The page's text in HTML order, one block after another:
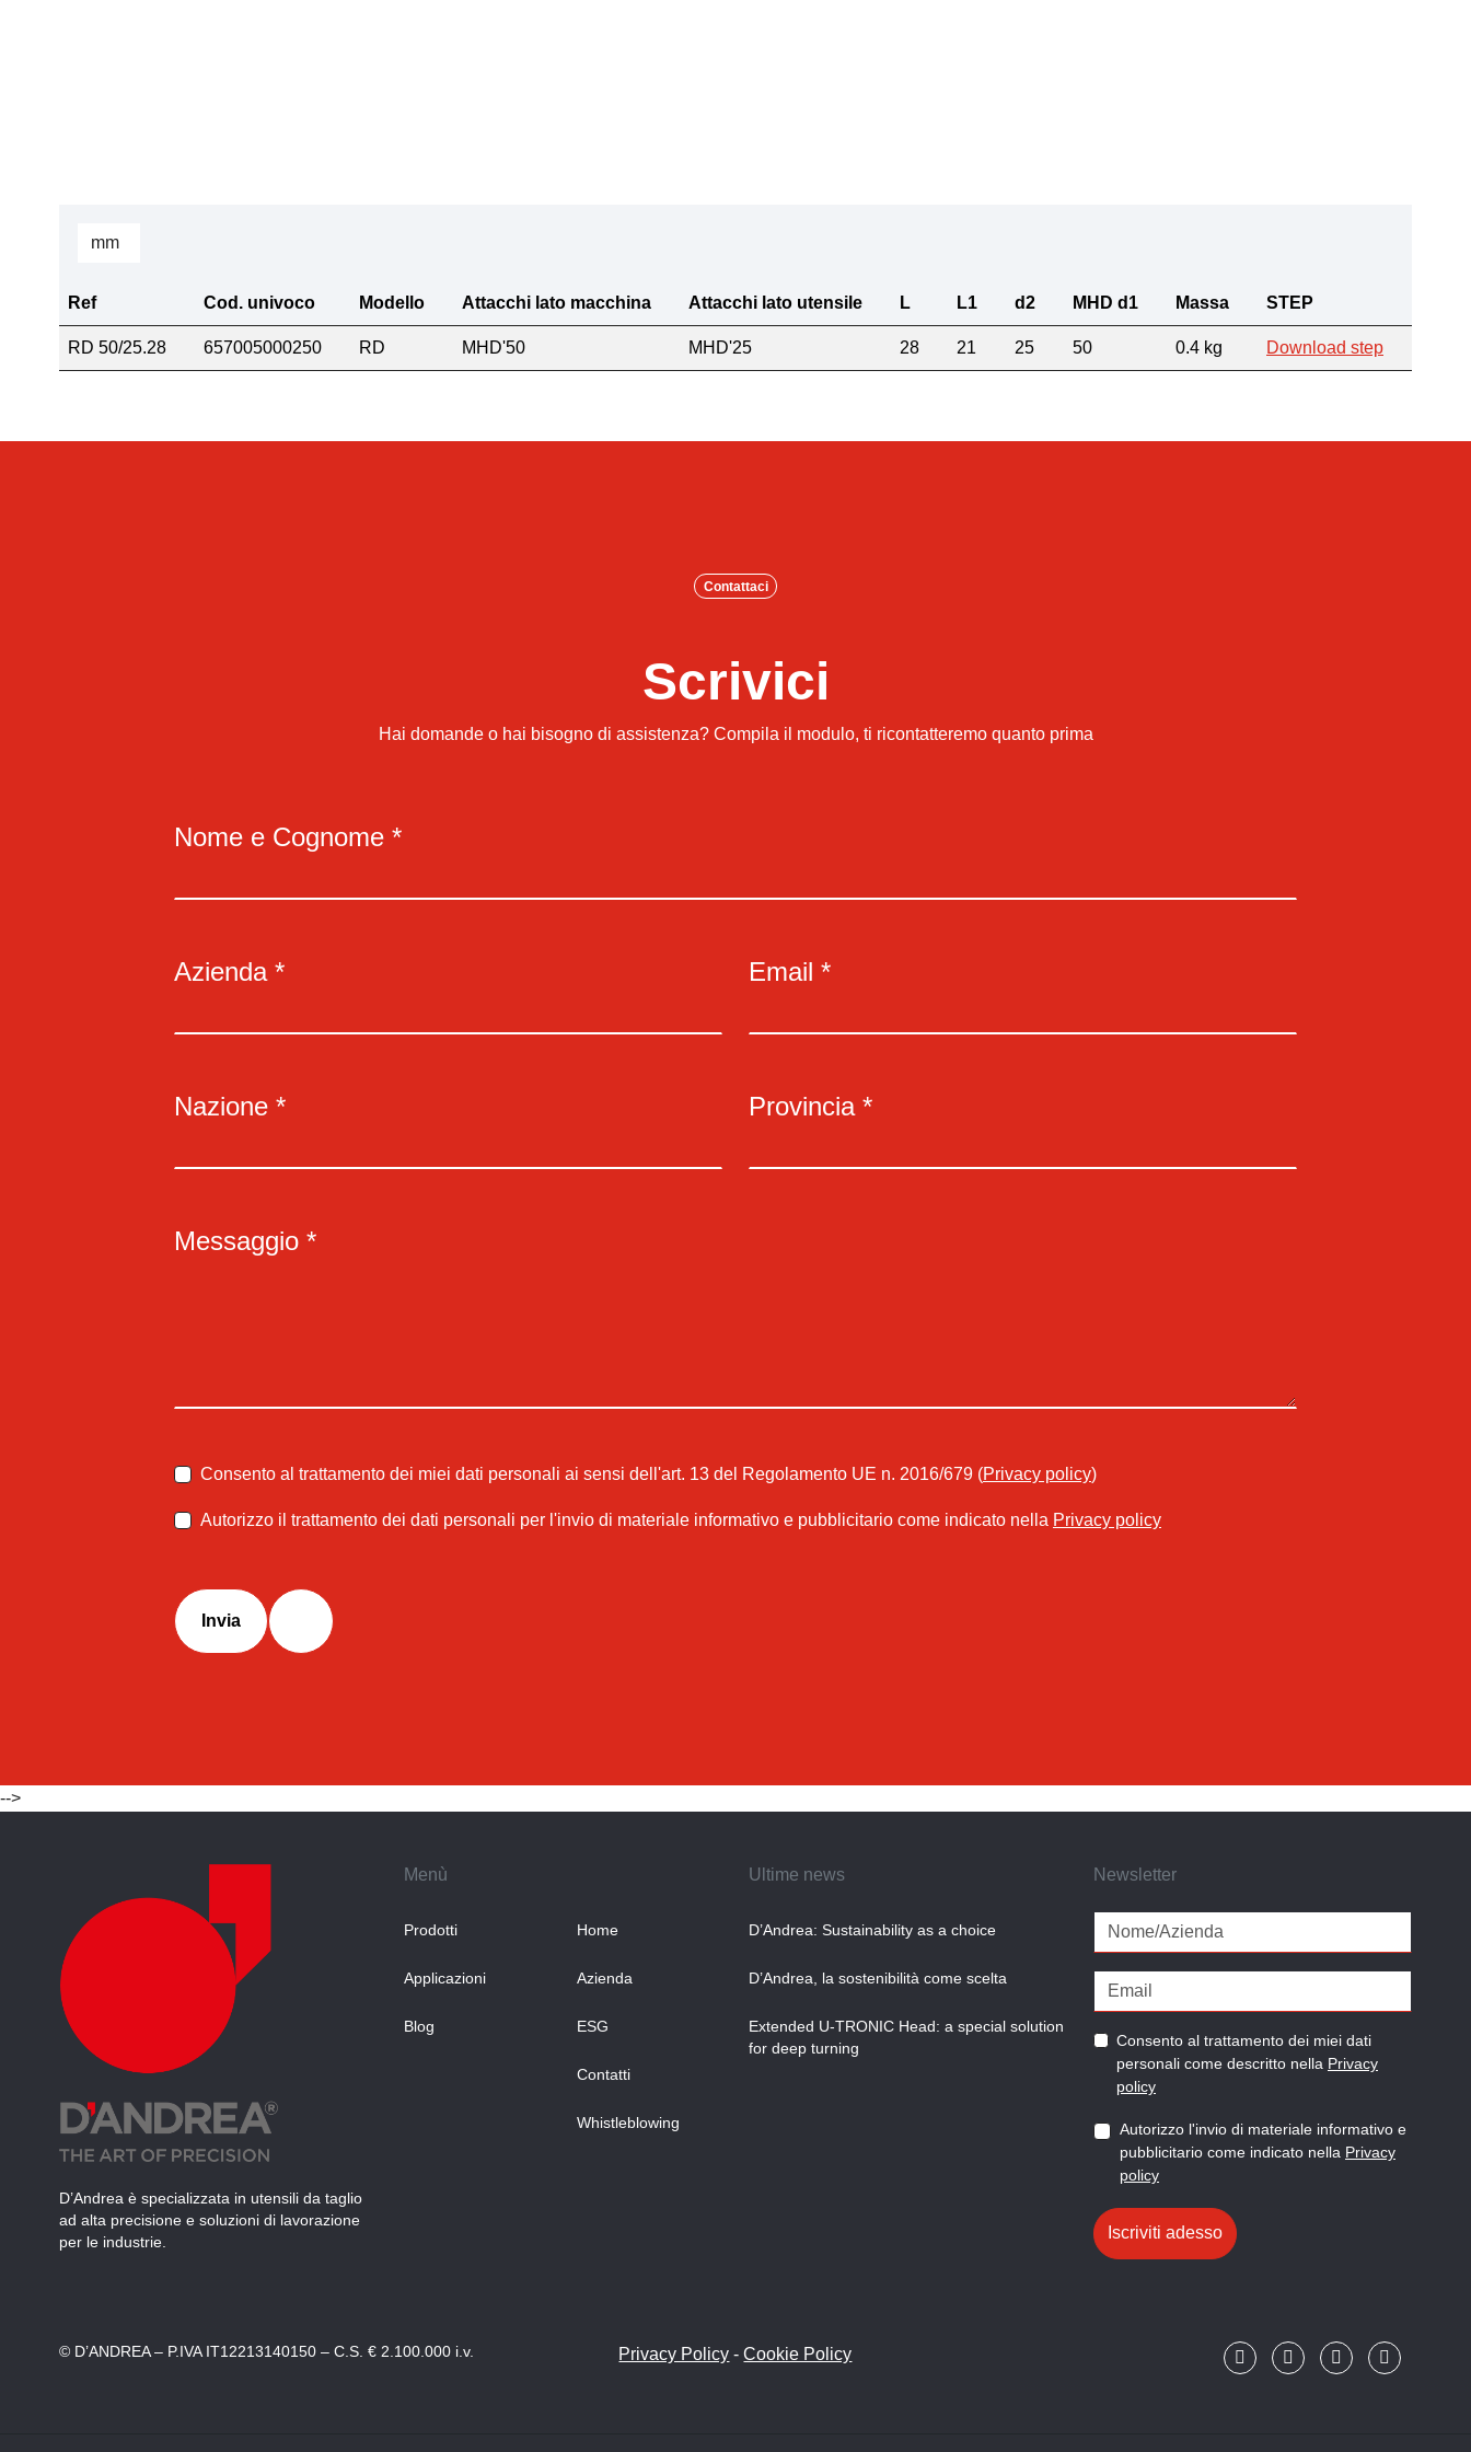
Ref Cod. univoco Modello Attacchi lato macchina Attacchi lato utensile L L1 d2 MHD d1 Massa STEP
RD 50/25.28 657005000250 RD MHD'50 MHD'25 28 21 25 50 0.4 kg Download step
Contattaci
Scrivici
Hai domande o hai bisogno di assistenza? Compila il modulo, ti ricontatteremo quanto prima
Nome e Cognome *
Azienda * Email *
Nazione * Provincia *
Messaggio *
Consento al trattamento dei miei dati personali ai sensi dell'art. 13 del Regolamento UE n. 2016/679 (Privacy policy)
Autorizzo il trattamento dei dati personali per l'invio di materiale informativo e pubblicitario come indicato nella Privacy policy
Invia
-->
D’Andrea è specializzata in utensili da taglio
ad alta precisione e soluzioni di lavorazione
per le industrie.
Menù
Prodotti
Applicazioni
Blog
Home
Azienda
ESG
Contatti
Whistleblowing
Ultime news
D’Andrea: Sustainability as a choice
D’Andrea, la sostenibilità come scelta
Extended U-TRONIC Head: a special solution
for deep turning
Newsletter
Consento al trattamento dei miei dati
personali come descritto nella Privacy
policy
Autorizzo l'invio di materiale informativo e
pubblicitario come indicato nella Privacy
policy
Iscriviti adesso
© D’ANDREA – P.IVA IT12213140150 – C.S. € 2.100.000 i.v. Privacy Policy -Cookie Policy